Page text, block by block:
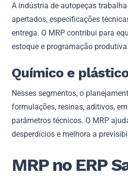
A indústria de autopeças
apertados, especificações
entrega. O MRP contribui para
estoque e programação produtiva.
Químico e
Nesses segmentos, o
formulações, resinas, aditivos,
parâmetros técnicos. O MRP
desperdícios e melhora a
MRP no ERP